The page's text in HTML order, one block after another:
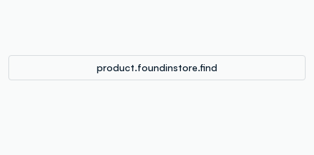
product.foundinstore.find